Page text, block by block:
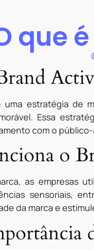
que
uma estratégia de
Essa
com o público-
o
as empresas
sensoriais,
da marca e